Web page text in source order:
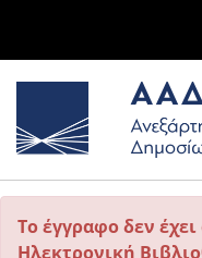
Το έγγραφο δεν
Ηλεκτρονική